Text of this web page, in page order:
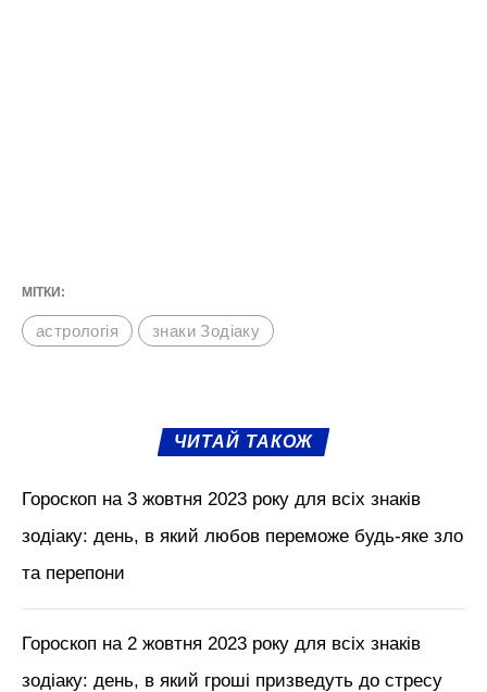
МІТКИ:
астрологія знаки Зодіаку
ЧИТАЙ ТАКОЖ
Гороскоп на 3 жовтня 2023 року для всіх знаків
зодіаку: день, в який любов переможе будь-яке зло
та перепони
Гороскоп на 2 жовтня 2023 року для всіх знаків
зодіаку: день, в який гроші призведуть до стресу